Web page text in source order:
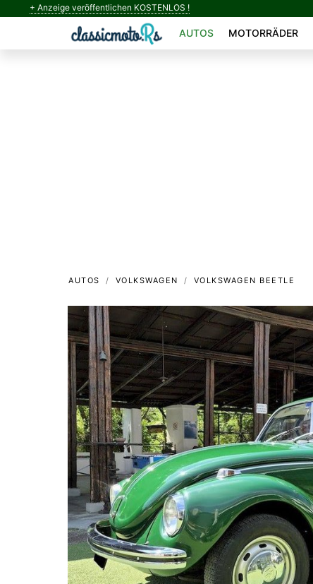
+ Anzeige veröffentlichen KOSTENLOS !
AUTOS MOTORRÄDER
AUTOS VOLKSWAGEN VOLKSWAGEN BEETLE